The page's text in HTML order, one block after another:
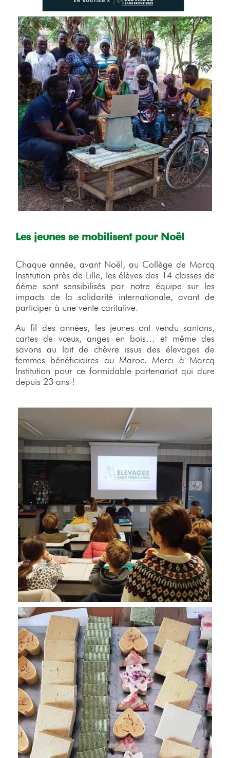
Les jeunes se mobilisent pour Noël
Chaque année, avant Noël, au Collège de Marcq
Institution près de Lille, les élèves des 14 classes de
6ème sont sensibilisés par notre équipe sur les
impacts de la solidarité internationale, avant de
participer à une vente caritative.
Au fil des années, les jeunes ont vendu santons,
cartes de vœux, anges en bois… et même des
savons au lait de chèvre issus des élevages de
femmes bénéficiaires au Maroc. Merci à Marcq
Institution pour ce formidable partenariat qui dure
depuis 23 ans !